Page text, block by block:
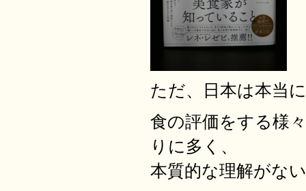
ただ、日本は本当
食の評価をする様
りに多く、
本質的な理解がな